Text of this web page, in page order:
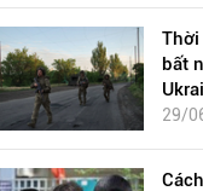
Thời
bất
29/